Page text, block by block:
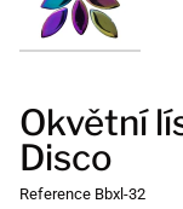
Okvětní
Disco
Reference Bbxl-32